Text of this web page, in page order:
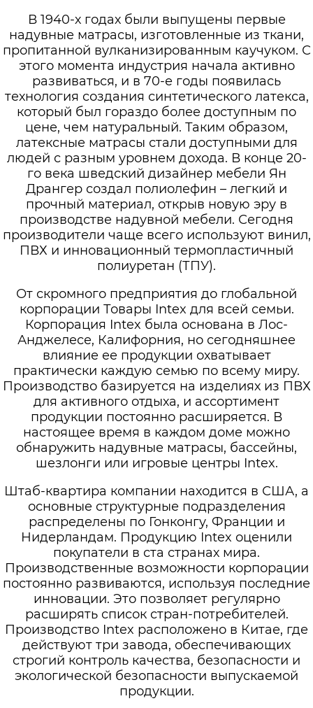
В 1940-х годах были выпущены первые
надувные матрасы, изготовленные из ткани,
пропитанной вулканизированным каучуком. С
этого момента индустрия начала активно
развиваться, и в 70-е годы появилась
технология создания синтетического латекса,
который был гораздо более доступным по
цене, чем натуральный. Таким образом,
латексные матрасы стали доступными для
людей с разным уровнем дохода. В конце 20-
го века шведский дизайнер мебели Ян
Дрангер создал полиолефин – легкий и
прочный материал, открыв новую эру в
производстве надувной мебели. Сегодня
производители чаще всего используют винил,
ПВХ и инновационный термопластичный
полиуретан (ТПУ).
От скромного предприятия до глобальной
корпорации Товары Intex для всей семьи.
Корпорация Intex была основана в Лос-
Анджелесе, Калифорния, но сегодняшнее
влияние ее продукции охватывает
практически каждую семью по всему миру.
Производство базируется на изделиях из ПВХ
для активного отдыха, и ассортимент
продукции постоянно расширяется. В
настоящее время в каждом доме можно
обнаружить надувные матрасы, бассейны,
шезлонги или игровые центры Intex.
Штаб-квартира компании находится в США, а
основные структурные подразделения
распределены по Гонконгу, Франции и
Нидерландам. Продукцию Intex оценили
покупатели в ста странах мира.
Производственные возможности корпорации
постоянно развиваются, используя последние
инновации. Это позволяет регулярно
расширять список стран-потребителей.
Производство Intex расположено в Китае, где
действуют три завода, обеспечивающих
строгий контроль качества, безопасности и
экологической безопасности выпускаемой
продукции.